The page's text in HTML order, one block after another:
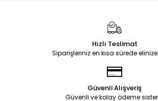
Hızlı Teslimat
Siparişleriniz en kısa sürede elinize
Güvenli Alışveriş
Güvenli ve kolay ödeme